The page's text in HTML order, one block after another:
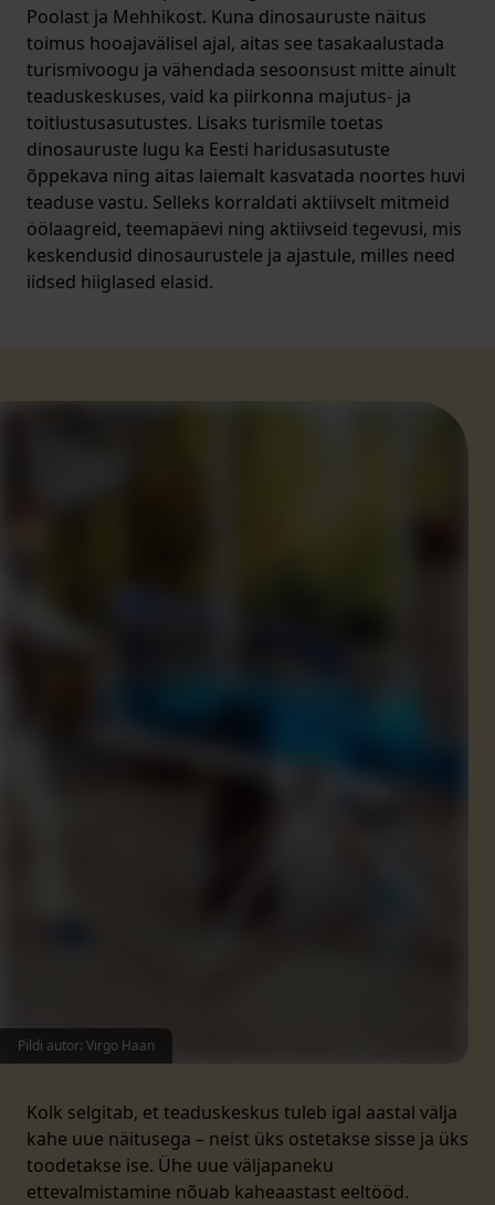
Poolast ja Mehhikost. Kuna dinosauruste näitus
toimus hooajavälisel ajal, aitas see tasakaalustada
turismivoogu ja vähendada sesoonsust mitte ainult
teaduskeskuses, vaid ka piirkonna majutus- ja
toitlustusasutustes. Lisaks turismile toetas
dinosauruste lugu ka Eesti haridusasutuste
õppekava ning aitas laiemalt kasvatada noortes huvi
teaduse vastu. Selleks korraldati aktiivselt mitmeid
öölaagreid, teemapäevi ning aktiivseid tegevusi, mis
keskendusid dinosaurustele ja ajastule, milles need
iidsed hiiglased elasid.
Kolk selgitab, et teaduskeskus tuleb igal aastal välja
kahe uue näitusega – neist üks ostetakse sisse ja üks
toodetakse ise. Ühe uue väljapaneku
ettevalmistamine nõuab kaheaastast eeltööd.
Pildi autor: Virgo Haan